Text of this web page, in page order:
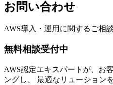
お問い合わせ
AWS導入・運用に関するご相
無料相談受付中
AWS認定エキスパートが、お
ングし、 最適なリューション